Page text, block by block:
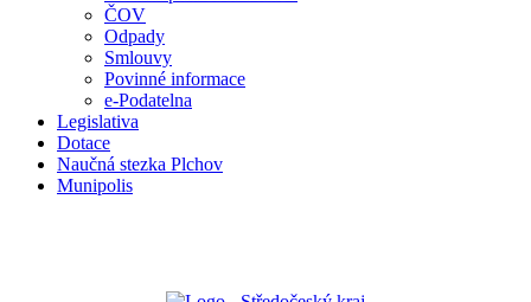
ČOV
Odpady
Smlouvy
Povinné informace
e-Podatelna
Legislativa
Dotace
Naučná stezka Plchov
Munipolis